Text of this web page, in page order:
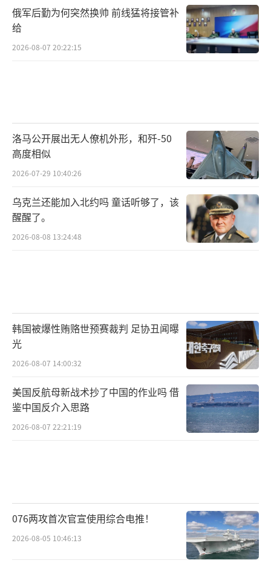
俄军后勤为何突然换帅 前线猛将接管补
给
2026-08-07 20:22:15
洛马公开展出无人僚机外形，和歼-50
高度相似
2026-07-29 10:40:26
乌克兰还能加入北约吗 童话听够了，该
醒醒了。
2026-08-08 13:24:48
韩国被爆性贿赂世预赛裁判 足协丑闻曝
光
2026-08-07 14:00:32
美国反航母新战术抄了中国的作业吗 借
鉴中国反介入思路
2026-08-07 22:21:19
076两攻首次官宣使用综合电推！
2026-08-05 10:46:13